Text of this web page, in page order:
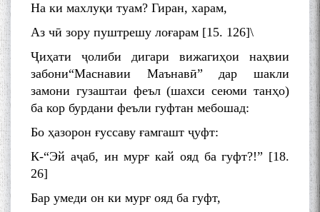
На ки махлуқи туам? Гиран, харам,
Аз чӣ зору пуштрешу лоғарам [15. 126]\
Ҷиҳати ҷолиби дигари вижагиҳои наҳвии
забони“Маснавии Маънавӣ” дар шакли
замони гузаштаи феъл (шахси сеюми танҳо)
ба кор бурдани феъли гуфтан мебошад:
Бо ҳазорон ғуссаву ғамгашт ҷуфт:
К-“Эй аҷаб, ин мурғ кай ояд ба гуфт?!” [18.
26]
Бар умеди он ки мурғ ояд ба гуфт,